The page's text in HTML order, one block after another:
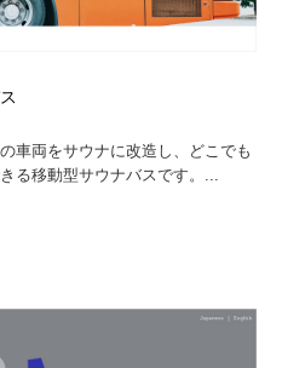
車両をサウナに改造し、どこでも
る移動型サウナバスです。...